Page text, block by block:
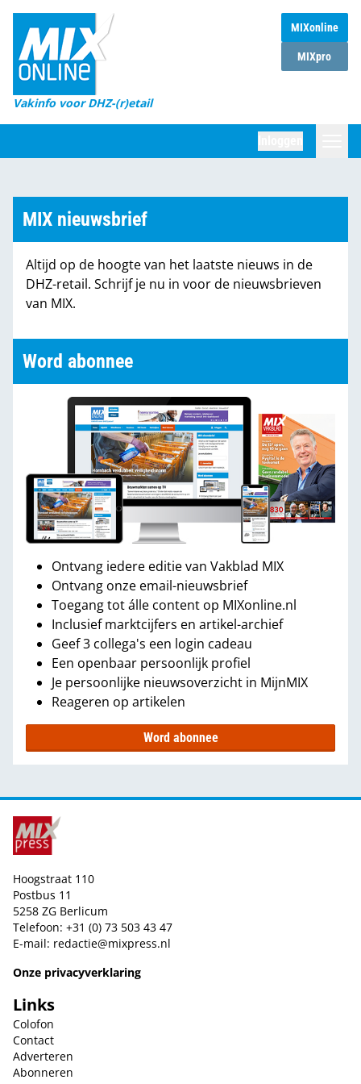
MIXonline
MIXpro
Vakinfo voor DHZ-(r)etail
Home
Magazines
DHZ Sessie
Marktcijfers
Partners
MIX nieuwsbrief
Altijd op de hoogte van het laatste nieuws in de
DHZ-retail. Schrijf je nu in voor de nieuwsbrieven
van MIX.
Word abonnee
Ontvang iedere editie van Vakblad MIX
Ontvang onze email-nieuwsbrief
Toegang tot álle content op MIXonline.nl
Inclusief marktcijfers en artikel-archief
Geef 3 collega's een login cadeau
Een openbaar persoonlijk profiel
Je persoonlijke nieuwsoverzicht in MijnMIX
Reageren op artikelen
Word abonnee
Hoogstraat 110
Postbus 11
5258 ZG Berlicum
Telefoon: +31 (0) 73 503 43 47
E-mail: redactie@mixpress.nl
Onze privacyverklaring
Links
Colofon
Contact
Adverteren
Abonneren